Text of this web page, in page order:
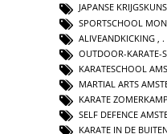
JAPANSE
SPORTSCHOOL
ALIVEANDKICKING
OUTDOOR-KARATE-
KARATESCHOOL
MARTIAL ARTS
KARATE ZOMERKAMP
SELF DEFENCE
KARATE IN DE